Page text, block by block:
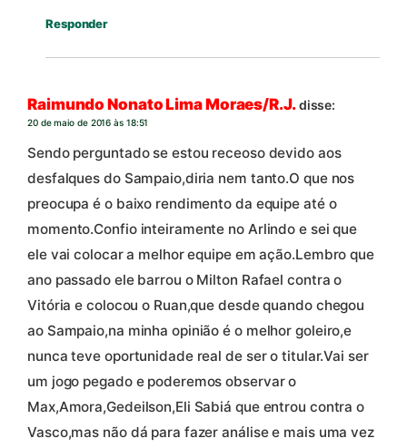
Responder
Raimundo Nonato Lima Moraes/R.J.disse:
20 de maio de 2016 às 18:51
Sendo perguntado se estou receoso devido aos
desfalques do Sampaio,diria nem tanto.O que nos
preocupa é o baixo rendimento da equipe até o
momento.Confio inteiramente no Arlindo e sei que
ele vai colocar a melhor equipe em ação.Lembro que
ano passado ele barrou o Milton Rafael contra o
Vitória e colocou o Ruan,que desde quando chegou
ao Sampaio,na minha opinião é o melhor goleiro,e
nunca teve oportunidade real de ser o titular.Vai ser
um jogo pegado e poderemos observar o
Max,Amora,Gedeilson,Eli Sabiá que entrou contra o
Vasco,mas não dá para fazer análise e mais uma vez